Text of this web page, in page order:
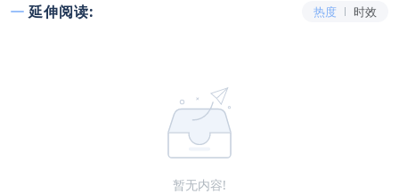
延伸阅读: 热度 时效
暂无内容!